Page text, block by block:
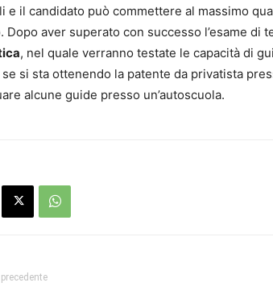
e il candidato può commettere al massimo
Dopo aver superato con successo l’esame di
, nel quale verranno testate le capacità di
si sta ottenendo la patente da privatista
alcune guide presso un’autoscuola.